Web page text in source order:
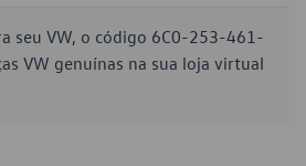
seu VW, o código 6C0-253-461-
VW genuínas na sua loja virtual